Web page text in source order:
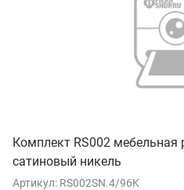
Комплект RS002 мебельная
сатиновый никель
Артикул: RS002SN.4/96K